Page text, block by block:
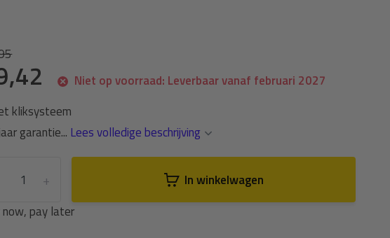
Niet op voorraad: Leverbaar vanaf februari 2027
kliksysteem
garantie... Lees volledige beschrijving
+
In winkelwagen
now, pay later